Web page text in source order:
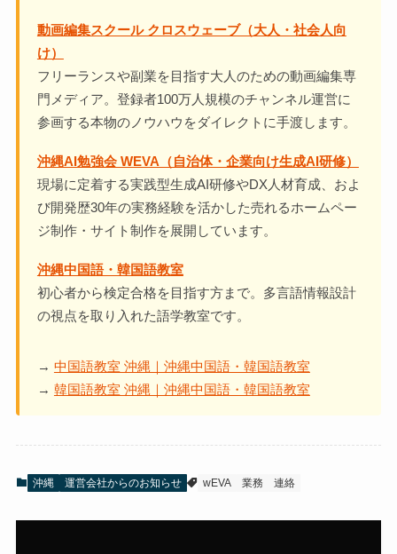
動画編集スクール クロスウェーブ（大人・社会人向
け）
フリーランスや副業を目指す大人のための動画編集専
門メディア。登録者100万人規模のチャンネル運営に
参画する本物のノウハウをダイレクトに手渡します。
沖縄AI勉強会 WEVA（自治体・企業向け生成AI研修）
現場に定着する実践型生成AI研修やDX人材育成、およ
び開発歴30年の実務経験を活かした売れるホームペー
ジ制作・サイト制作を展開しています。
沖縄中国語・韓国語教室
初心者から検定合格を目指す方まで。多言語情報設計
の視点を取り入れた語学教室です。
→ 中国語教室 沖縄｜沖縄中国語・韓国語教室
→ 韓国語教室 沖縄｜沖縄中国語・韓国語教室
沖縄 運営会社からのお知らせ wEVA 業務 連絡